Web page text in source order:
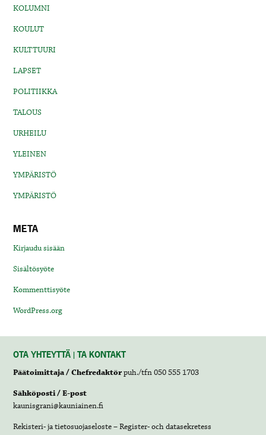
KOLUMNI
KOULUT
KULTTUURI
LAPSET
POLITIIKKA
TALOUS
URHEILU
YLEINEN
YMPÄRISTÖ
YMPÄRISTÖ
META
Kirjaudu sisään
Sisältösyöte
Kommenttisyöte
WordPress.org
OTA YHTEYTTÄ | TA KONTAKT
Päätoimittaja / Chefredaktörpuh./tfn 050 555 1703
Sähköposti / E-post
kaunisgrani@kauniainen.fi
Rekisteri- ja tietosuojaseloste – Register- och datasekretess